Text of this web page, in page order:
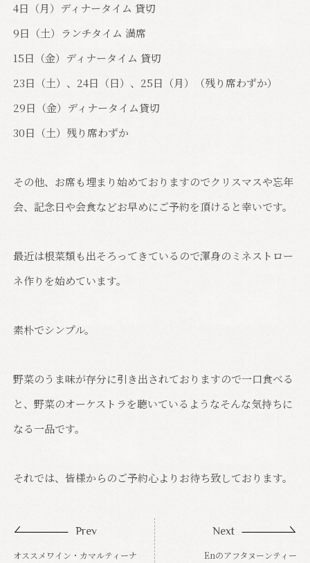
4日（月）ディナータイム 貸切
9日（土）ランチタイム 満席
15日（金）ディナータイム 貸切
23日（土）、24日（日）、25日（月）（残り席わずか）
29日（金）ディナータイム貸切
30日（土）残り席わずか
その他、お席も埋まり始めておりますのでクリスマスや忘年
会、記念日や会食などお早めにご予約を頂けると幸いです。
最近は根菜類も出そろってきているので渾身のミネストロー
ネ作りを始めています。
素朴でシンプル。
野菜のうま味が存分に引き出されておりますので一口食べる
と、野菜のオーケストラを聴いているようなそんな気持ちに
なる一品です。
それでは、皆様からのご予約心よりお待ち致しております。
Prev
オススメワイン・カマルティーナ
Next
Enのアフタヌーンティー